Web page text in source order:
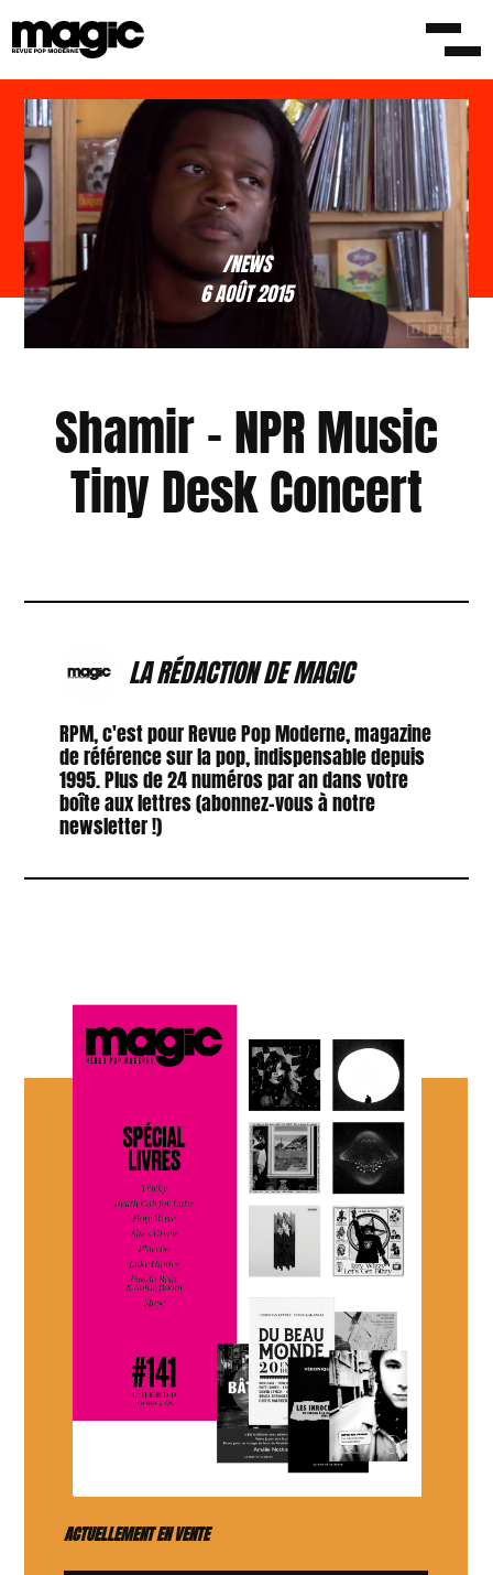
/NEWS
6 AOÛT 2015
Shamir – NPR Music
Tiny Desk Concert
LA RÉDACTION DE MAGIC
RPM, c'est pour Revue Pop Moderne, magazine
de référence sur la pop, indispensable depuis
1995. Plus de 24 numéros par an dans votre
boîte aux lettres (abonnez-vous à notre
newsletter !)
ACTUELLEMENT EN VENTE